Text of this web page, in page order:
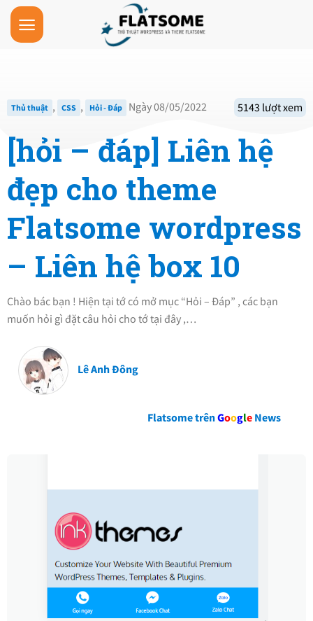
Skip
content
Thủ thuật , CSS , Hỏi - Đáp Ngày 08/05/2022 5143 lượt xem
[hỏi – đáp] Liên hệ
đẹp cho theme
Flatsome wordpress
– Liên hệ box 10
Chào bác bạn ! Hiện tại tớ có mở mục “Hỏi – Đáp” , các bạn
muốn hỏi gì đặt câu hỏi cho tớ tại đây ,…
Lê Anh Đông
Flatsome trênGoogle News